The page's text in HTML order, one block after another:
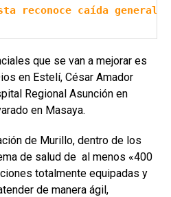
reconoce caída general
que se van a mejorar es
en Estelí, César Amador
Regional Asunción en
en Masaya.
de Murillo, dentro de los
de salud de al menos «400
totalmente equipadas y
de manera ágil,